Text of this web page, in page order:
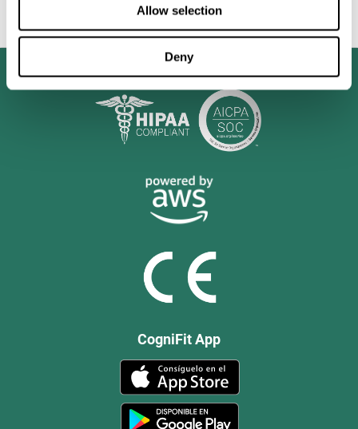
Allow selection
Deny
ya no sea sólo una óptima salud mental e intelectual, sino
también la asimilación de los valores morales y sociales.
CogniFit App